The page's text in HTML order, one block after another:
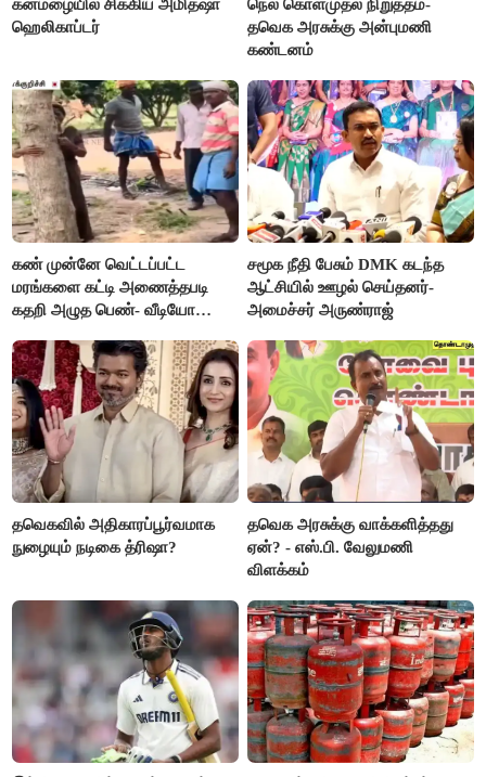
கனமழையில் சிக்கிய அமித்ஷா
ஹெலிகாப்டர்
நெல் கொள்முதல் நிறுத்தம்-
தவெக அரசுக்கு அன்புமணி
கண்டனம்
கண் முன்னே வெட்டப்பட்ட
மரங்களை கட்டி அணைத்தபடி
கதறி அழுத பெண்- வீடியோ
சமூக நீதி பேசும் DMK கடந்த
ஆட்சியில் ஊழல் செய்தனர்-
அமைச்சர் அருண்ராஜ்
தவெகவில் அதிகாரப்பூர்வமாக
நுழையும் நடிகை த்ரிஷா?
தவெக அரசுக்கு வாக்களித்தது
ஏன்? - எஸ்.பி. வேலுமணி
விளக்கம்